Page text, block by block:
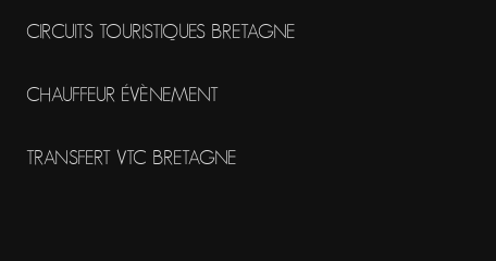
CIRCUITS TOURISTIQUES BRETAGNE
CHAUFFEUR ÉVÈNEMENT
TRANSFERT VTC BRETAGNE